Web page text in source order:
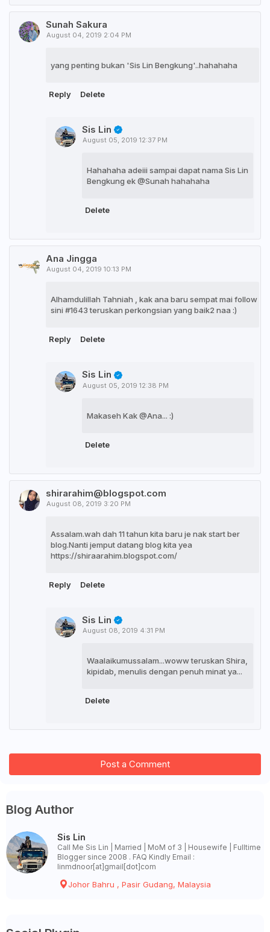
Sunah Sakura
August 04, 2019 2:04 PM
yang penting bukan 'Sis Lin Bengkung'..hahahaha
Reply Delete
Sis Lin
August 05, 2019 12:37 PM
Hahahaha adeiii sampai dapat nama Sis Lin
Bengkung ek @Sunah hahahaha
Delete
Ana Jingga
August 04, 2019 10:13 PM
Alhamdulillah Tahniah , kak ana baru sempat mai follow
sini #1643 teruskan perkongsian yang baik2 naa :)
Reply Delete
Sis Lin
August 05, 2019 12:38 PM
Makaseh Kak @Ana... :)
Delete
shirarahim@blogspot.com
August 08, 2019 3:20 PM
Assalam.wah dah 11 tahun kita baru je nak start ber
blog.Nanti jemput datang blog kita yea
https://shiraarahim.blogspot.com/
Reply Delete
Sis Lin
August 08, 2019 4:31 PM
Waalaikumussalam...woww teruskan Shira,
kipidab, menulis dengan penuh minat ya...
Delete
Post a Comment
Blog Author
Sis Lin
Call Me Sis Lin | Married | MoM of 3 | Housewife | Fulltime
Blogger since 2008 . FAQ Kindly Email :
linmdnoor[at]gmail[dot]com
Johor Bahru , Pasir Gudang, Malaysia